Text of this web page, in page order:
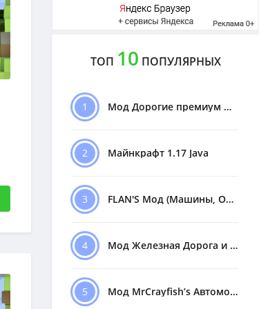
ТОП 10 ПОПУЛЯРНЫХ
1 Мод Дорогие премиум Машины
2 Майнкрафт 1.17 Java
3 FLAN'S Мод (Машины, Оружие)
4 Мод Железная Дорога и Поезда
5 Мод MrCrayfish’s Автомобили